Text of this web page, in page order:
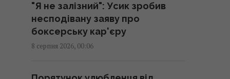
Вчені знайшли молоток зі
слонової кістки віком 500 000
"Я не залізний": Усик зробив
несподівану заяву про
боксерську кар'єру
8 серпня 2026, 00:06